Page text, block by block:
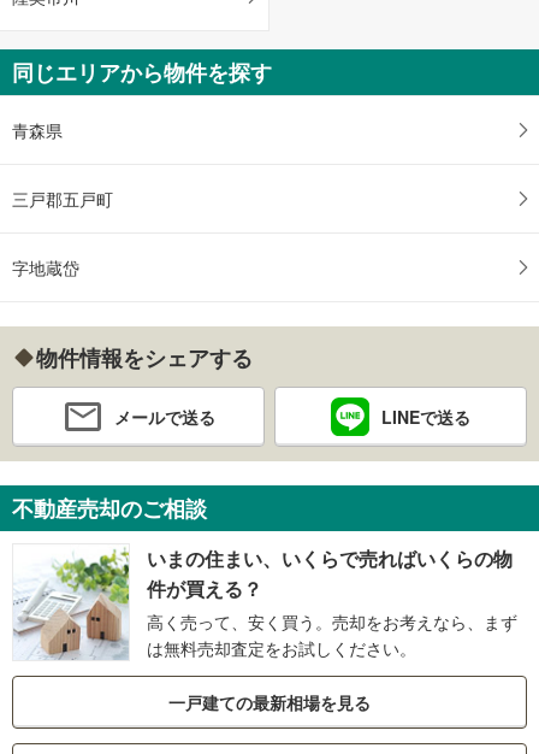
同じエリアから物件を探す
青森県
三戸郡五戸町
字地蔵岱
物件情報をシェアする
メールで送る LINEで送る
不動産売却のご相談
いまの住まい、いくらで売ればいくらの物
件が買える？
高く売って、安く買う。売却をお考えなら、まず
は無料売却査定をお試しください。
一戸建ての最新相場を見る